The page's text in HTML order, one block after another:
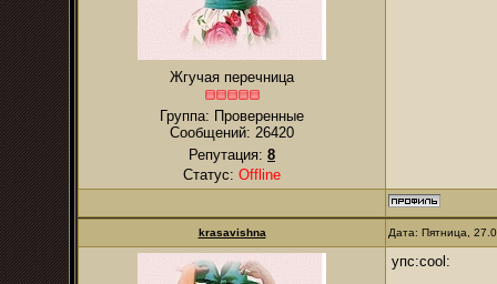
Жгучая перечница
Группа: Проверенные
Сообщений: 26420
Репутация: 8
Статус: Offline
krasavishna Дата: Пятница,
упс:cool: